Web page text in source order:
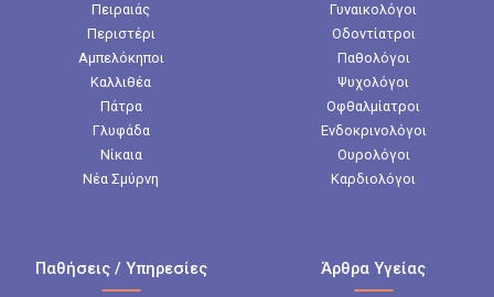
Πειραιάς
Περιστέρι
Αμπελόκηποι
Καλλιθέα
Πάτρα
Γλυφάδα
Νίκαια
Νέα Σμύρνη
Γυναικολόγοι
Οδοντίατροι
Παθολόγοι
Ψυχολόγοι
Οφθαλμίατροι
Ενδοκρινολόγοι
Ουρολόγοι
Καρδιολόγοι
Παθήσεις / Υπηρεσίες Άρθρα Υγείας